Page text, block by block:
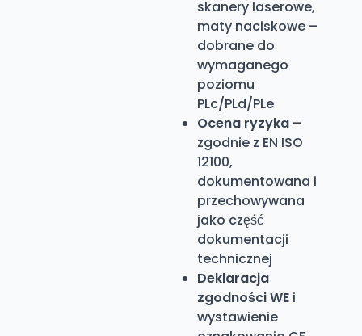
skanery laserowe,
maty naciskowe –
dobrane do
wymaganego
poziomu
PLc/PLd/PLe
Ocena ryzyka –
zgodnie z EN ISO
12100,
dokumentowana i
przechowywana
jako część
dokumentacji
technicznej
Deklaracja
zgodności WE i
wystawienie